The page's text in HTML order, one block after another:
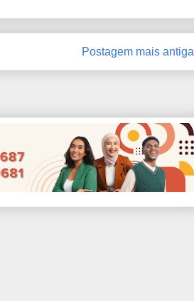
Postagem mais antiga